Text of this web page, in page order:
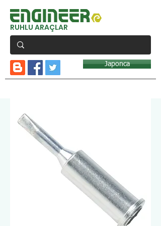
RUHLU ARAÇLAR
Japonca